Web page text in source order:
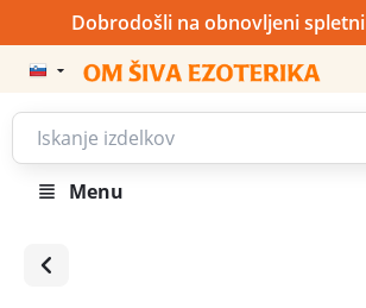
Dobrodošli na obnovljeni
Menu